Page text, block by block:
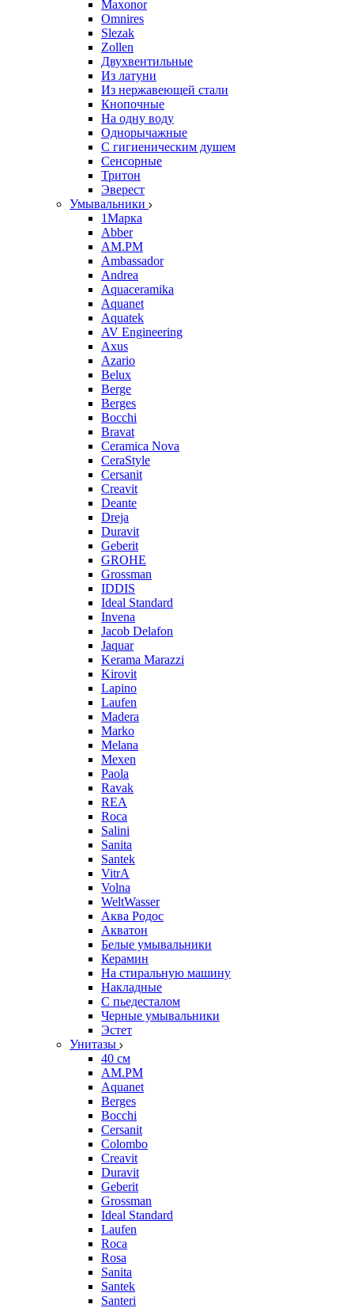
Maxonor
Omnires
Slezak
Zollen
Двухвентильные
Из латуни
Из нержавеющей стали
Кнопочные
На одну воду
Однорычажные
С гигиеническим душем
Сенсорные
Тритон
Эверест
Умывальники
1Марка
Abber
AM.PM
Ambassador
Andrea
Aquaceramika
Aquanet
Aquatek
AV Engineering
Axus
Azario
Belux
Berge
Berges
Bocchi
Bravat
Ceramica Nova
CeraStyle
Cersanit
Creavit
Deante
Dreja
Duravit
Geberit
GROHE
Grossman
IDDIS
Ideal Standard
Invena
Jacob Delafon
Jaquar
Kerama Marazzi
Kirovit
Lapino
Laufen
Madera
Marko
Melana
Mexen
Paola
Ravak
REA
Roca
Salini
Sanita
Santek
VitrA
Volna
WeltWasser
Аква Родос
Акватон
Белые умывальники
Керамин
На стиральную машину
Накладные
С пьедесталом
Черные умывальники
Эстет
Унитазы
40 см
AM.PM
Aquanet
Berges
Bocchi
Cersanit
Colombo
Creavit
Duravit
Geberit
Grossman
Ideal Standard
Laufen
Roca
Rosa
Sanita
Santek
Santeri